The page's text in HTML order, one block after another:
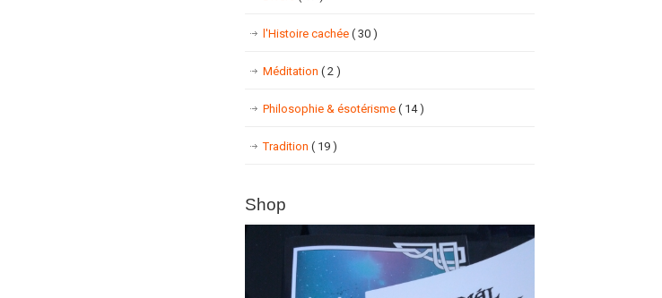
l'Histoire cachée ( 30 )
Méditation ( 2 )
Philosophie & ésotérisme ( 14 )
Tradition ( 19 )
Shop